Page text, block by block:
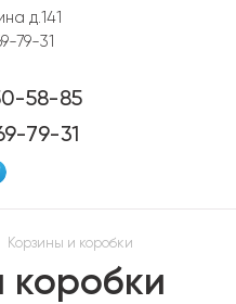
д.141
79-31
58-85
79-31
Корзины и коробки
коробки